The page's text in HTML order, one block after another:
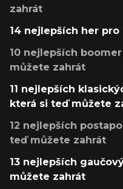
zahrát
14 nejlepších her
10 nejlepších
můžete zahrát
11 nejlepších
která si teď můžete
12 nejlepších
teď můžete zahrát
13 nejlepších
můžete zahrát